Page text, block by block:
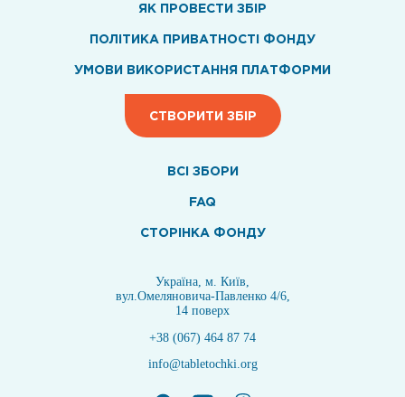
ЯК ПРОВЕСТИ ЗБІР
ПОЛІТИКА ПРИВАТНОСТІ ФОНДУ
УМОВИ ВИКОРИСТАННЯ ПЛАТФОРМИ
СТВОРИТИ ЗБІР
ВСI ЗБОРИ
FAQ
СТОРІНКА ФОНДУ
Україна, м. Київ,
вул.Омеляновича-Павленко 4/6,
14 поверх
+38 (067) 464 87 74
info@tabletochki.org